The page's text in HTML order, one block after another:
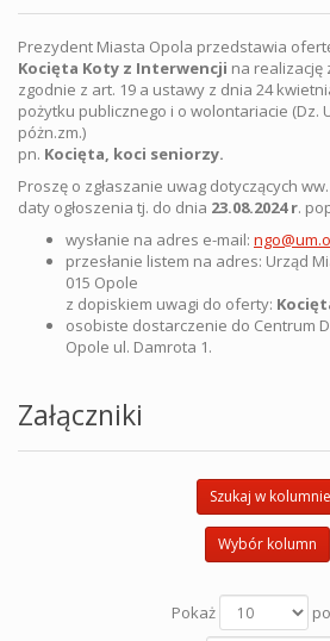
Prezydent Miasta Opola przedstawia
Kocięta Koty z Interwencji na realizację
zgodnie z art. 19 a ustawy z dnia 24
pożytku publicznego i o wolontariacie (Dz.
póżn.zm.)
pn. Kocięta, koci seniorzy.
Proszę o zgłaszanie uwag dotyczących
daty ogłoszenia tj. do dnia 23.08.2024 r.
wysłanie na adres e-mail:
przesłanie listem na adres: Urząd
015 Opole
z dopiskiem uwagi do oferty:
osobiste dostarczenie do Centrum
Opole ul. Damrota 1.
Załączniki
Szukaj w kolumnie
Wybór kolumn
Pokaż